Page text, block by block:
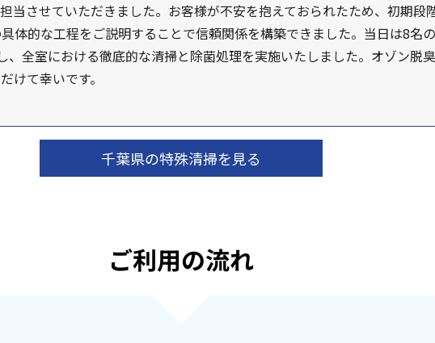
当させていただきました。お客様が不安を抱えておられたため、初期段
体的な工程をご説明することで信頼関係を構築できました。当日は8名
全室における徹底的な清掃と除菌処理を実施いたしました。オゾン脱
けて幸いです。
千葉県の特殊清掃を見る
ご利用の流れ